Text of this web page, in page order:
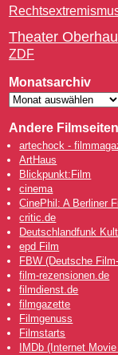
Theater
ZDF
Monatsarchiv
Andere Filmseiten
artechock -
ArtHaus
Blickpunkt:Film
cinema
CinePhil: A Berliner
critic.de
Deutschlandfunk
epd Film
FBW (Deutsche
film-rezensionen.de
filmdienst.de
filmgazette
Filmgenuss
Filmstarts
IMDb (Internet